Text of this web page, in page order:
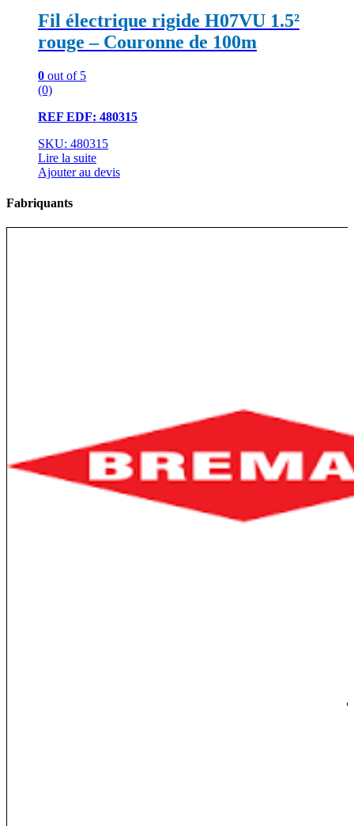
Fil électrique rigide H07VU 1.5²
rouge – Couronne de 100m
0 out of 5
(0)
REF EDF: 480315
SKU: 480315
Lire la suite
Ajouter au devis
Fabriquants